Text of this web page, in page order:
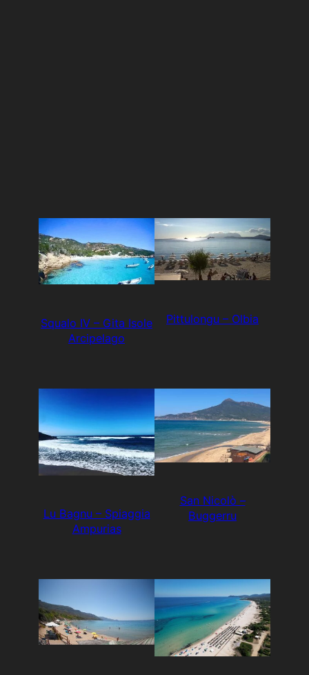
Squalo IV – Gita Isole
Arcipelago
Pittulongu – Olbia
Lu Bagnu – Spiaggia
Ampurias
San Nicolò –
Buggerru